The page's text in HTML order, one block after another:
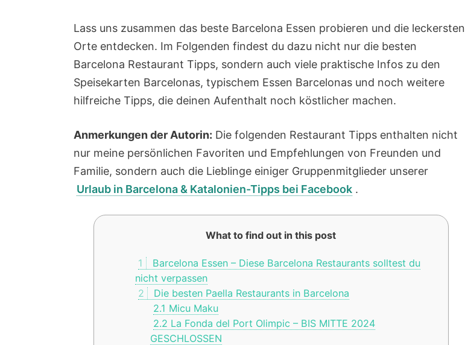
Lass uns zusammen das beste Barcelona Essen probieren und die leckersten
Orte entdecken. Im Folgenden findest du dazu nicht nur die besten
Barcelona Restaurant Tipps, sondern auch viele praktische Infos zu den
Speisekarten Barcelonas, typischem Essen Barcelonas und noch weitere
hilfreiche Tipps, die deinen Aufenthalt noch köstlicher machen.
Anmerkungen der Autorin: Die folgenden Restaurant Tipps enthalten nicht
nur meine persönlichen Favoriten und Empfehlungen von Freunden und
Familie, sondern auch die Lieblinge einiger Gruppenmitglieder unserer
Urlaub in Barcelona & Katalonien-Tipps bei Facebook .
What to find out in this post
1
Barcelona Essen – Diese Barcelona Restaurants solltest du
nicht verpassen
2
Die besten Paella Restaurants in Barcelona
2.1 Micu Maku
2.2 La Fonda del Port Olimpic – BIS MITTE 2024
GESCHLOSSEN